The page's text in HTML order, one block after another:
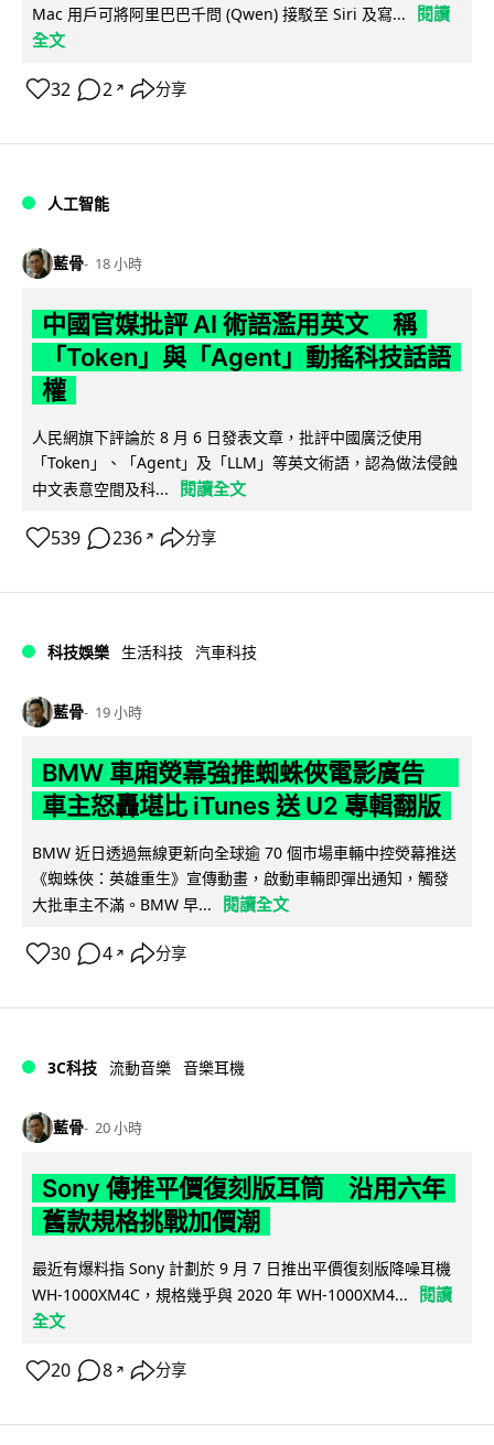
Mac 用戶可將阿里巴巴千問 (Qwen) 接駁至 Siri 及寫...
閱讀
全文
32 2 ↗ 分享
人工智能
藍骨 18 小時
中國官媒批評 AI 術語濫用英文 稱
「Token」與「Agent」動搖科技話語
權
人民網旗下評論於 8 月 6 日發表文章，批評中國廣泛使用
「Token」、「Agent」及「LLM」等英文術語，認為做法侵蝕
中文表意空間及科...
閱讀全文
539 236 ↗ 分享
科技娛樂 生活科技 汽車科技
藍骨 19 小時
BMW 車廂熒幕強推蜘蛛俠電影廣告
車主怒轟堪比 iTunes 送 U2 專輯翻版
BMW 近日透過無線更新向全球逾 70 個市場車輛中控熒幕推送
《蜘蛛俠：英雄重生》宣傳動畫，啟動車輛即彈出通知，觸發
大批車主不滿。BMW 早...
閱讀全文
30 4 ↗ 分享
3C科技 流動音樂 音樂耳機
藍骨 20 小時
Sony 傳推平價復刻版耳筒 沿用六年
舊款規格挑戰加價潮
最近有爆料指 Sony 計劃於 9 月 7 日推出平價復刻版降噪耳機
WH-1000XM4C，規格幾乎與 2020 年 WH-1000XM4...
閱讀
全文
20 8 ↗ 分享